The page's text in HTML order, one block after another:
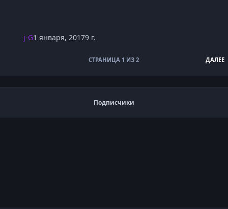
j-G1 января, 20179 г.
ДАЛЕЕ
СТРАНИЦА 1 ИЗ 2
Подписчики